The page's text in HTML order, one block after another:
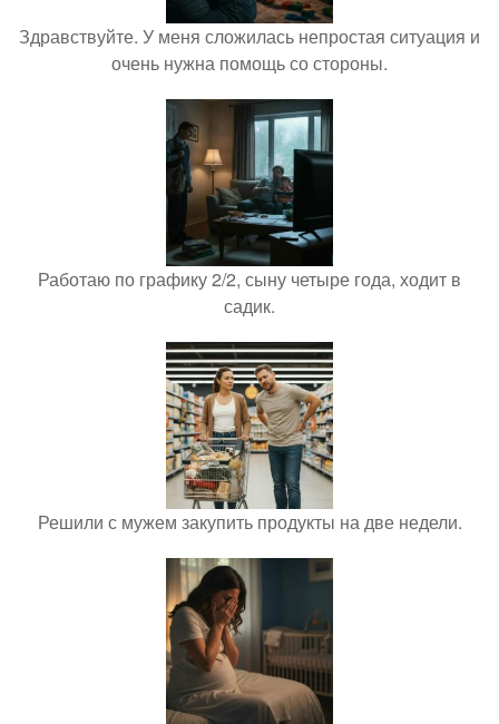
Здравствуйте. У меня сложилась непростая ситуация и
очень нужна помощь со стороны.
Работаю по графику 2/2, сыну четыре года, ходит в
садик.
Решили с мужем закупить продукты на две недели.